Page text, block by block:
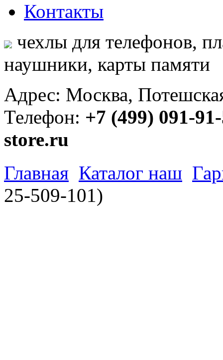
Контакты
чехлы для телефонов,
наушники, карты памяти
Адрес: Москва,
Телефон: +7 (499) 091-
store.ru
Главная Каталог наш
25-509-101)